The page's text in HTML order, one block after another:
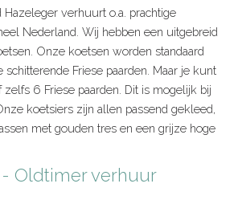
Hazeleger verhuurt o.a. prachtige
Nederland. Wij hebben een uitgebreid
Onze koetsen worden standaard
Friese paarden. Maar je kunt
6 Friese paarden. Dit is mogelijk bij
koetsiers zijn allen passend gekleed,
met gouden tres en een grijze hoge
Oldtimer verhuur